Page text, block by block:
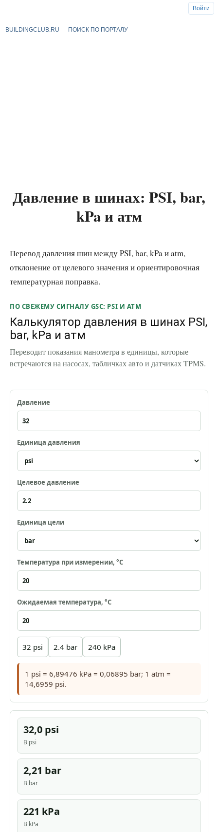
BUILDINGCLUB.RU ПОИСК ПО ПОРТАЛУ
Давление в шинах: PSI, bar,
kPa и атм
Перевод давления шин между PSI, bar, kPa и atm,
отклонение от целевого значения и ориентировочная
температурная поправка.
ПО СВЕЖЕМУ СИГНАЛУ GSC: PSI И ATM
Калькулятор давления в шинах PSI,
bar, kPa и атм
Переводит показания манометра в единицы, которые
встречаются на насосах, табличках авто и датчиках TPMS.
Давление
Единица давления
Целевое давление
Единица цели
Температура при измерении, °C
Ожидаемая температура, °C
32 psi 2.4 bar 240 kPa
1 psi = 6,89476 kPa = 0,06895 bar; 1 atm =
14,6959 psi.
32,0 psi
В psi
2,21 bar
В bar
221 kPa
В kPa
Войти